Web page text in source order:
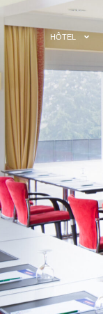
HÔTEL